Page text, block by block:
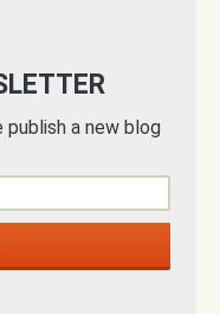
a new blog